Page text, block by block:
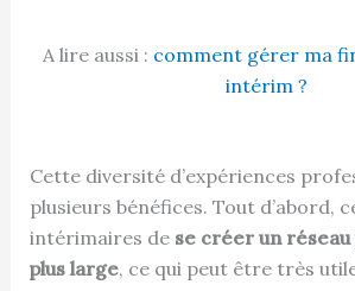
A lire aussi : comment gérer ma
intérim ?
Cette diversité d’expériences
plusieurs bénéfices. Tout d’abord,
intérimaires de se créer un
plus large, ce qui peut être très